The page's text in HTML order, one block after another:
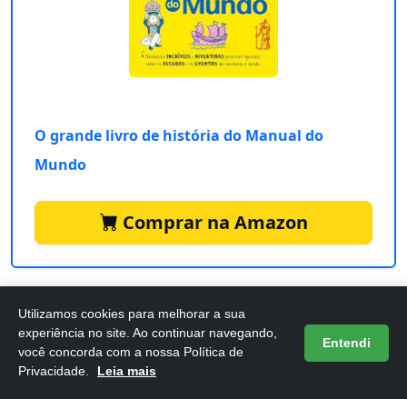
O grande livro de história do Manual do
Mundo
Comprar na Amazon
O livro
O Grande Livro de História do Manual do
Mundoé a escolha perfeita para jovens e crianças que
desejam entender melhor os eventos que moldaram a
Utilizamos cookies para melhorar a sua
experiência no site. Ao continuar navegando,
você concorda com a nossa Política de
Privacidade.
Leia mais
Entendi